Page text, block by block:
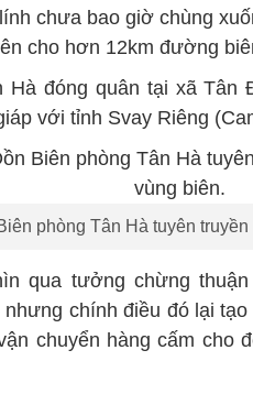
chưa bao giờ chùng
cho hơn 12km đường
Hà đóng quân tại xã Tân
với tỉnh Svay Riêng
phòng Tân Hà tuyên
qua tưởng chừng
chính điều đó lại
chuyển hàng cấm cho